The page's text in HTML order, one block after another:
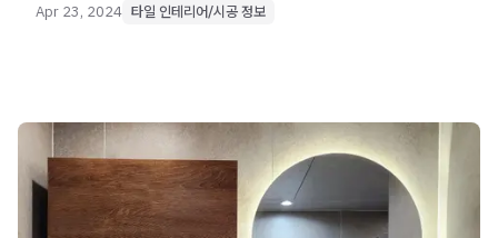
알려드립니다.
Apr 23, 2024 타일 인테리어/시공 정보